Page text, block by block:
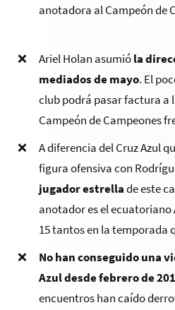
anotadora al Campeón de
Ariel Holan asumióla
mediados de mayo. El
club podrá pasar factura a
Campeón de Campeones
A diferencia del Cruz Azul
figura ofensiva con
jugador estrellade este
anotador es el ecuatoriano
15 tantos en la temporada
No han conseguido una
Azul desde febrero de
encuentros han caído